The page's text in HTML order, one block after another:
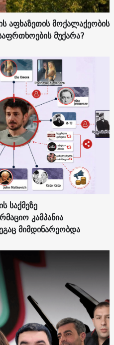
აფხაზეთის მოქალაქეობის
მუქარა?
საქმეზე
კამპანია
მიმდინარეობდა